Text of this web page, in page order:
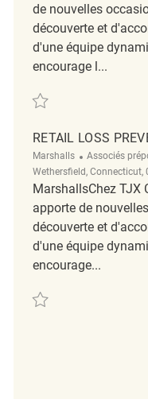
de nouvelles
découverte et
d'une équipe
encourage l...
Retail Loss Prevention
RETAIL LOSS
Marshalls Associés
Wethersfield, Connecticut,
MarshallsChez TJX
apporte de
découverte et
d'une équipe
encourage...
Retail Loss Prevention